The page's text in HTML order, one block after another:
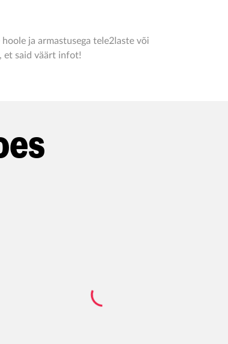
ja armastusega tele2laste või
et said väärt infot!